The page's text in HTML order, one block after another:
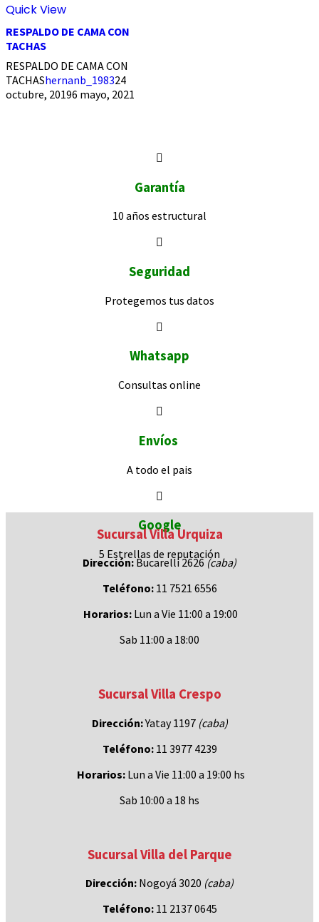
Quick View
RESPALDO DE CAMA CON
TACHAS
RESPALDO DE CAMA CON
TACHAShernanb_198324
octubre, 20196 mayo, 2021
Garantía
10 años estructural
Seguridad
Protegemos tus datos
Whatsapp
Consultas online
Envíos
A todo el pais
Google
5 Estrellas de reputación
Sucursal Villa Urquiza
Dirección:Bucarelli 2626(caba)
Teléfono:11 7521 6556
Horarios: Lun a Vie 11:00 a 19:00
Sab 11:00 a 18:00
Sucursal Villa Crespo
Dirección:Yatay 1197 (caba)
Teléfono:11 3977 4239
Horarios:Lun a Vie 11:00 a 19:00 hs
Sab 10:00 a 18 hs
Sucursal Villa del Parque
Dirección: Nogoyá 3020 (caba)
Teléfono:11 2137 0645